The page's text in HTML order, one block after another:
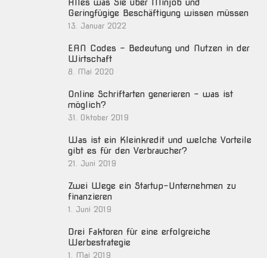
Alles was Sie über Minjob und
Geringfügige Beschäftigung wissen müssen
13. Januar 2022
EAN Codes – Bedeutung und Nutzen in der
Wirtschaft
8. Mai 2020
Online Schriftarten generieren – was ist
möglich?
31. Oktober 2019
Was ist ein Kleinkredit und welche Vorteile
gibt es für den Verbraucher?
21. Juni 2019
Zwei Wege ein Startup-Unternehmen zu
finanzieren
1. Juni 2019
Drei Faktoren für eine erfolgreiche
Werbestrategie
1. Mai 2019